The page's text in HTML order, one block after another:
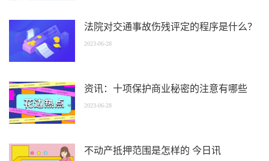
法院对交通事故伤残评定的程序是什么？
2023-06-28
资讯：十项保护商业秘密的注意有哪些
2023-06-28
不动产抵押范围是怎样的 今日讯